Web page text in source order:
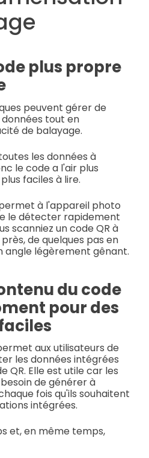
plus propre
peuvent gérer de
tout en
de balayage.
les données à
le code a l'air plus
faciles à lire.
à l'appareil photo
le détecter rapidement
scanniez un code QR à
de quelques pas en
angle légèrement gênant.
du code
pour des
aux utilisateurs de
les données intégrées
QR. Elle est utile car les
de générer à
fois qu'ils souhaitent
intégrées.
et, en même temps,